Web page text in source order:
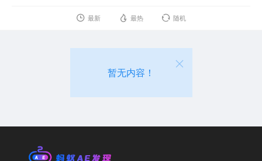
最新 最热 随机
暂无内容！